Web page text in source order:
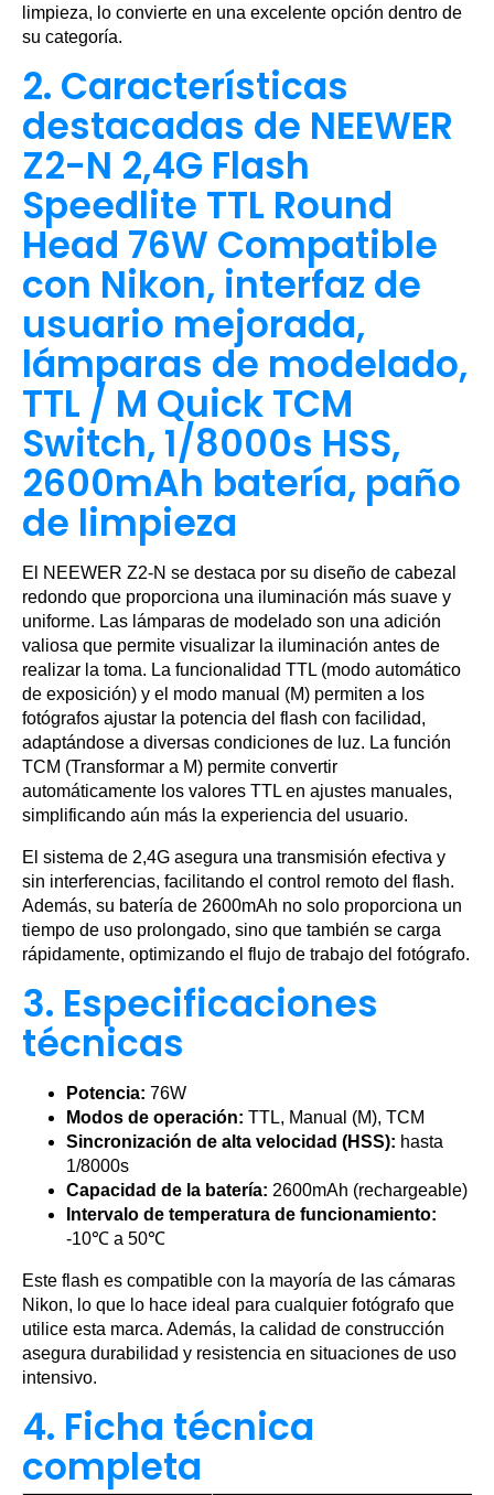
limpieza, lo convierte en una excelente opción dentro de
su categoría.
2. Características
destacadas de NEEWER
Z2-N 2,4G Flash
Speedlite TTL Round
Head 76W Compatible
con Nikon, interfaz de
usuario mejorada,
lámparas de modelado,
TTL / M Quick TCM
Switch, 1/8000s HSS,
2600mAh batería, paño
de limpieza
El NEEWER Z2-N se destaca por su diseño de cabezal
redondo que proporciona una iluminación más suave y
uniforme. Las lámparas de modelado son una adición
valiosa que permite visualizar la iluminación antes de
realizar la toma. La funcionalidad TTL (modo automático
de exposición) y el modo manual (M) permiten a los
fotógrafos ajustar la potencia del flash con facilidad,
adaptándose a diversas condiciones de luz. La función
TCM (Transformar a M) permite convertir
automáticamente los valores TTL en ajustes manuales,
simplificando aún más la experiencia del usuario.
El sistema de 2,4G asegura una transmisión efectiva y
sin interferencias, facilitando el control remoto del flash.
Además, su batería de 2600mAh no solo proporciona un
tiempo de uso prolongado, sino que también se carga
rápidamente, optimizando el flujo de trabajo del fotógrafo.
3. Especificaciones
técnicas
Potencia: 76W
Modos de operación: TTL, Manual (M), TCM
Sincronización de alta velocidad (HSS): hasta
1/8000s
Capacidad de la batería: 2600mAh (rechargeable)
Intervalo de temperatura de funcionamiento:
-10℃ a 50℃
Este flash es compatible con la mayoría de las cámaras
Nikon, lo que lo hace ideal para cualquier fotógrafo que
utilice esta marca. Además, la calidad de construcción
asegura durabilidad y resistencia en situaciones de uso
intensivo.
4. Ficha técnica
completa